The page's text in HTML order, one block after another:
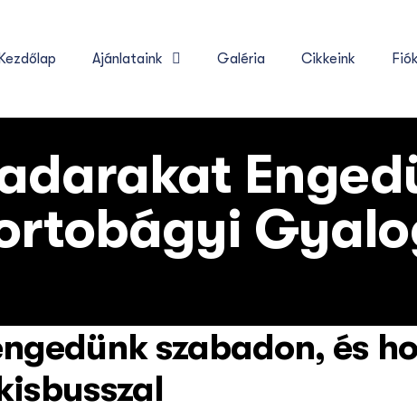
Kezdőlap Ajánlataink Galéria Cikkeink
szabadon, és